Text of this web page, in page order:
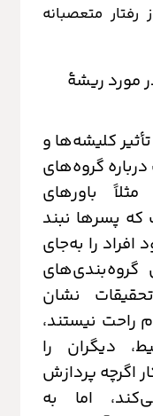
رفتار متعصبانه
مورد ریشۀ
کلیشه‌ها و
گروه‌های
باورهای
پسرها نبند
را به‌جای
نشان
راحت نیستند،
دیگران را
اگرچه پردازش
اما به